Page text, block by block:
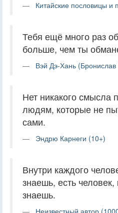
Китайские пословицы и
Тебя ещё много раз
больше, чем ты
Вэй Дэ-Хань
Нет никакого смысла
людям, которые не
сами.
Эндрю Карнеги (10+)
Внутри каждого
знаешь, есть человек,
знаешь.
Неизвестный автор